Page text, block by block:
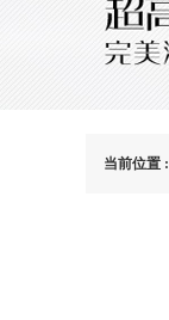
当前位置 :